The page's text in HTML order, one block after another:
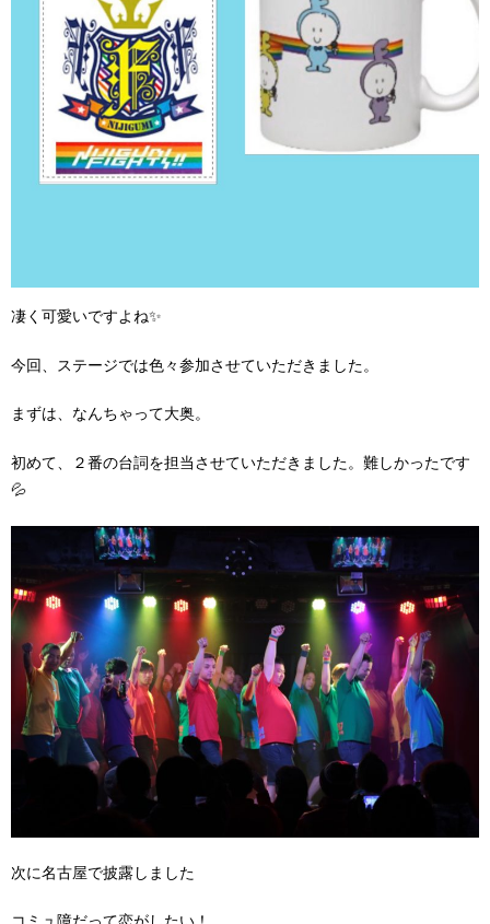
凄く可愛いですよね✨
今回、ステージでは色々参加させていただきました。
まずは、なんちゃって大奥。
初めて、２番の台詞を担当させていただきました。難しかったです
💦
次に名古屋で披露しました